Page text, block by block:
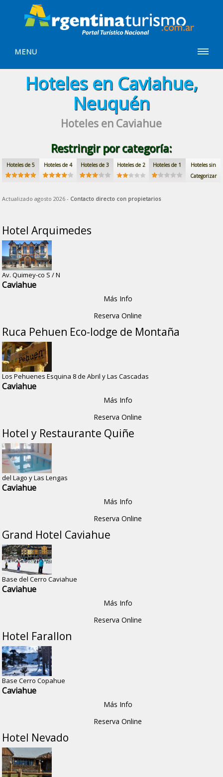
MENU
Hoteles en Caviahue,
Neuquén
Hoteles en Caviahue
Restringir por categoría:
Hoteles de 5 Hoteles de 4 Hoteles de 3 Hoteles de 2 Hoteles de 1
Hoteles sin
Categorizar
Actualizado agosto 2026 - Contacto directo con propietarios
Hotel Arquimedes
Av. Quimey-co S / N
Caviahue
Más Info
Reserva Online
Ruca Pehuen Eco-lodge de Montaña
Los Pehuenes Esquina 8 de Abril y Las Cascadas
Caviahue
Más Info
Reserva Online
Hotel y Restaurante Quiñe
del Lago y Las Lengas
Caviahue
Más Info
Reserva Online
Grand Hotel Caviahue
Base del Cerro Caviahue
Caviahue
Más Info
Reserva Online
Hotel Farallon
Base Cerro Copahue
Caviahue
Más Info
Reserva Online
Hotel Nevado